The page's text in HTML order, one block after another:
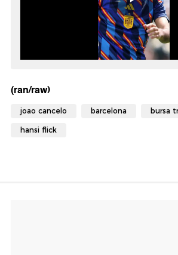
(ran/raw)
joao cancelo barcelona bursa
hansi flick